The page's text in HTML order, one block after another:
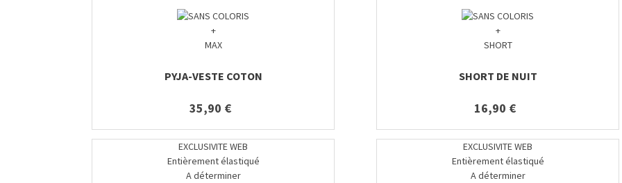
+
MAX
PYJA-VESTE COTON
35,90 €
+
SHORT
SHORT DE NUIT
16,90 €
EXCLUSIVITE WEB
Entièrement élastiqué
A déterminer
EXCLUSIVITE WEB
Entièrement élastiqué
A déterminer